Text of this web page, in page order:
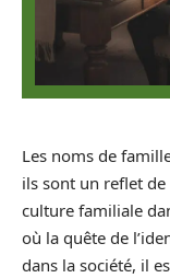
Les noms de
ils sont un reflet
culture familiale
où la quête de
dans la société, il